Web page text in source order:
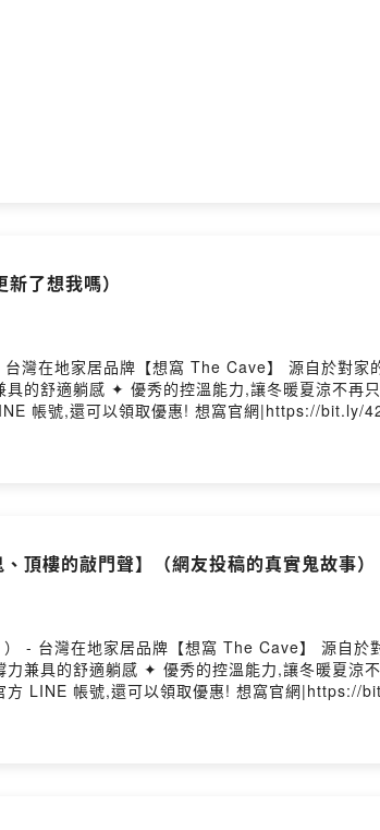
了想我嗎）
灣在地家居品牌【想窩 The Cave】 源自於對
想窩官方 LINE|http://line.me/ti/p/@thecave - 聽眾
頂樓的敲門聲】（網友投稿的真實鬼故事）
- 台灣在地家居品牌【想窩 The Cave】 源自
4296mSr 想窩官方 LINE|http://line.me/ti/p/@thecave --